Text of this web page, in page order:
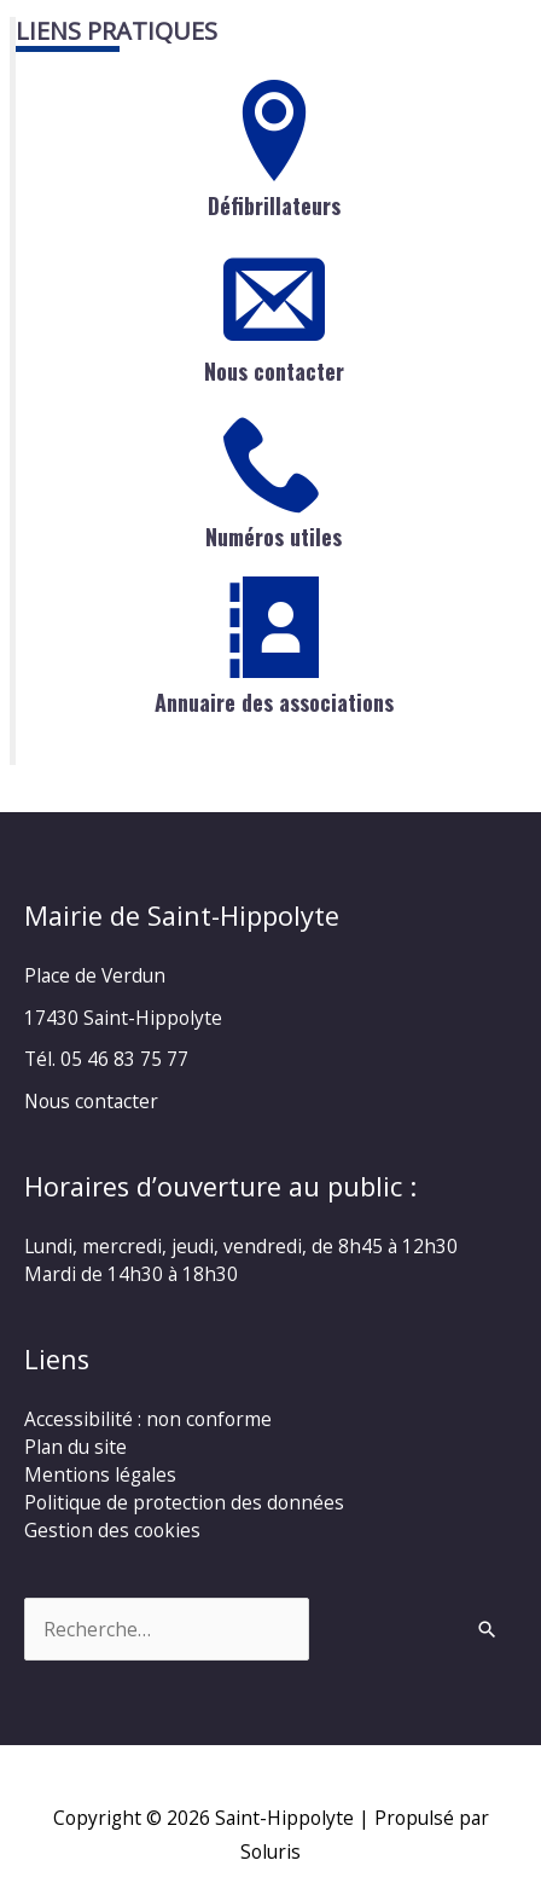
LIENS PRATIQUES
Défibrillateurs
Nous contacter
Numéros utiles
Annuaire des associations
Mairie de Saint-Hippolyte
Place de Verdun
17430 Saint-Hippolyte
Tél. 05 46 83 75 77
Nous contacter
Horaires d’ouverture au public :
Lundi, mercredi, jeudi, vendredi, de 8h45 à 12h30
Mardi de 14h30 à 18h30
Liens
Accessibilité : non conforme
Plan du site
Mentions légales
Politique de protection des données
Gestion des cookies
Copyright © 2026 Saint-Hippolyte | Propulsé par
Soluris